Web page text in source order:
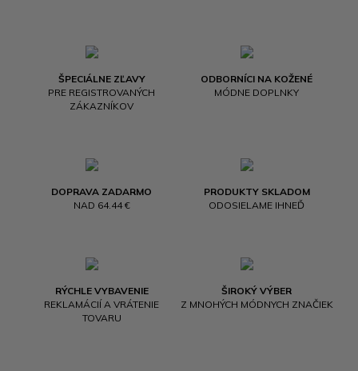
ŠPECIÁLNE ZĽAVY
PRE REGISTROVANÝCH
ZÁKAZNÍKOV
ODBORNÍCI NA KOŽENÉ
MÓDNE DOPLNKY
DOPRAVA ZADARMO
NAD 64.44 €
PRODUKTY SKLADOM
ODOSIELAME IHNEĎ
RÝCHLE VYBAVENIE
REKLAMÁCIÍ A VRÁTENIE
TOVARU
ŠIROKÝ VÝBER
Z MNOHÝCH MÓDNYCH ZNAČIEK